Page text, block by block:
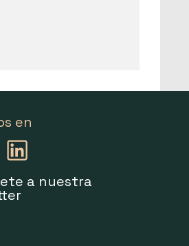
en
a nuestra